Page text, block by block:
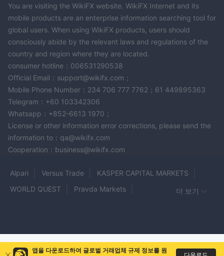
You are visiting the WikiFX website. WikiFX Internet and its
mobile products are an enterprise information searching tool for
global users. When using WikiFX products, users should
consciously abide by the relevant laws and regulations of the
country and region where they are located.
consumer hotline：006531290538
Official Email：support@wikifx.com；
Mobile Phone Number：234 706 777 7762；61 449895363
Telegram：+60 103342306
Whatsapp：+852-6613 1970；
License or other information error corrections, please send the
information to：qa@wikifx.com
Cooperation：business@wikifx.com
Alpari Versus Trade
KASPER CAPITAL MARKETS
WORLD QUEST
Pravda Markets
3angleFX
Roctec Sowget.com
TXTrade
UNITED
United Asia Futures MEOX GROUP
더 보기
앱을 다운로드하여 글로벌 거래업체 규제 정보를 원
다운로드